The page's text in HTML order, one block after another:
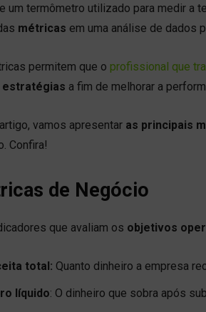
um termômetro utilizado para medir a
métricas em uma análise de dados
permitem que o profissional que
estratégias a fim de melhorar a
vamos apresentar as principais
Confira!
de Negócio
que avaliam os objetivos
total: Quanto dinheiro a empresa
líquido: O dinheiro que sobra após